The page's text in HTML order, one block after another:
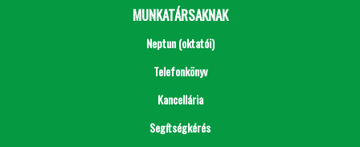
MUNKATÁRSAKNAK
Neptun (oktatói)
Telefonkönyv
Kancellária
Segítségkérés